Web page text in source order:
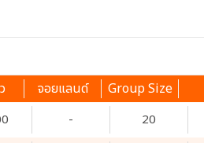
จอยแลนด์ Group Size
- 20